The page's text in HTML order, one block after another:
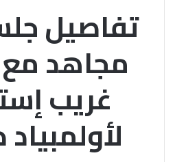
تفاصيل
مجاهد
غريب